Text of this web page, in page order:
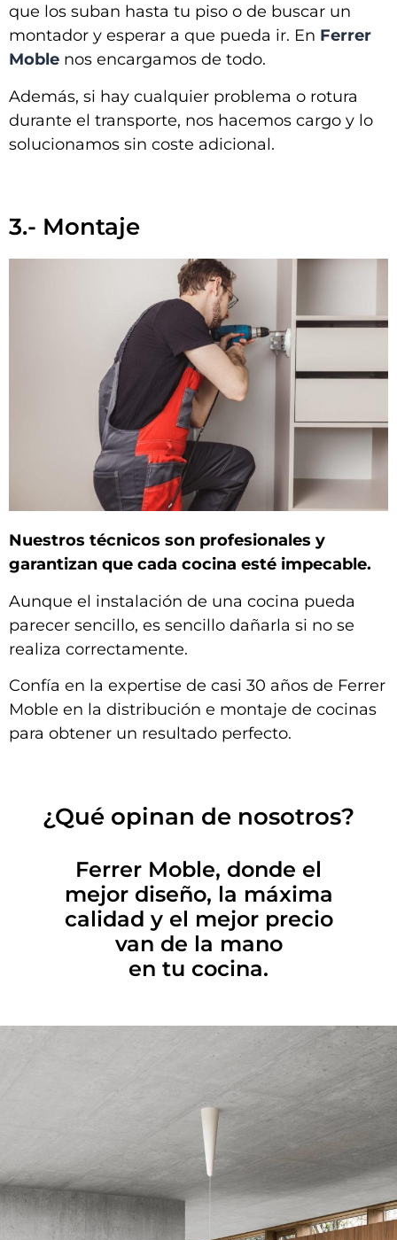
que los suban hasta tu piso o de buscar un
montador y esperar a que pueda ir. En Ferrer
Moble nos encargamos de todo.
Además, si hay cualquier problema o rotura
durante el transporte, nos hacemos cargo y lo
solucionamos sin coste adicional.
3.- Montaje
Nuestros técnicos son profesionales y
garantizan que cada cocina esté impecable.
Aunque el instalación de una cocina pueda
parecer sencillo, es sencillo dañarla si no se
realiza correctamente.
Confía en la expertise de casi 30 años de Ferrer
Moble en la distribución e montaje de cocinas
para obtener un resultado perfecto.
¿Qué opinan de nosotros?
Ferrer Moble, donde el
mejor diseño, la máxima
calidad y el mejor precio
van de la mano
en tu cocina.